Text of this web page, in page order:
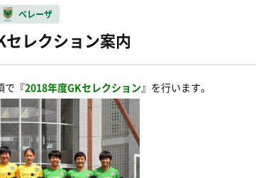
ベレーザ
セレクション案内
で『2018年度GKセレクション』を行います。